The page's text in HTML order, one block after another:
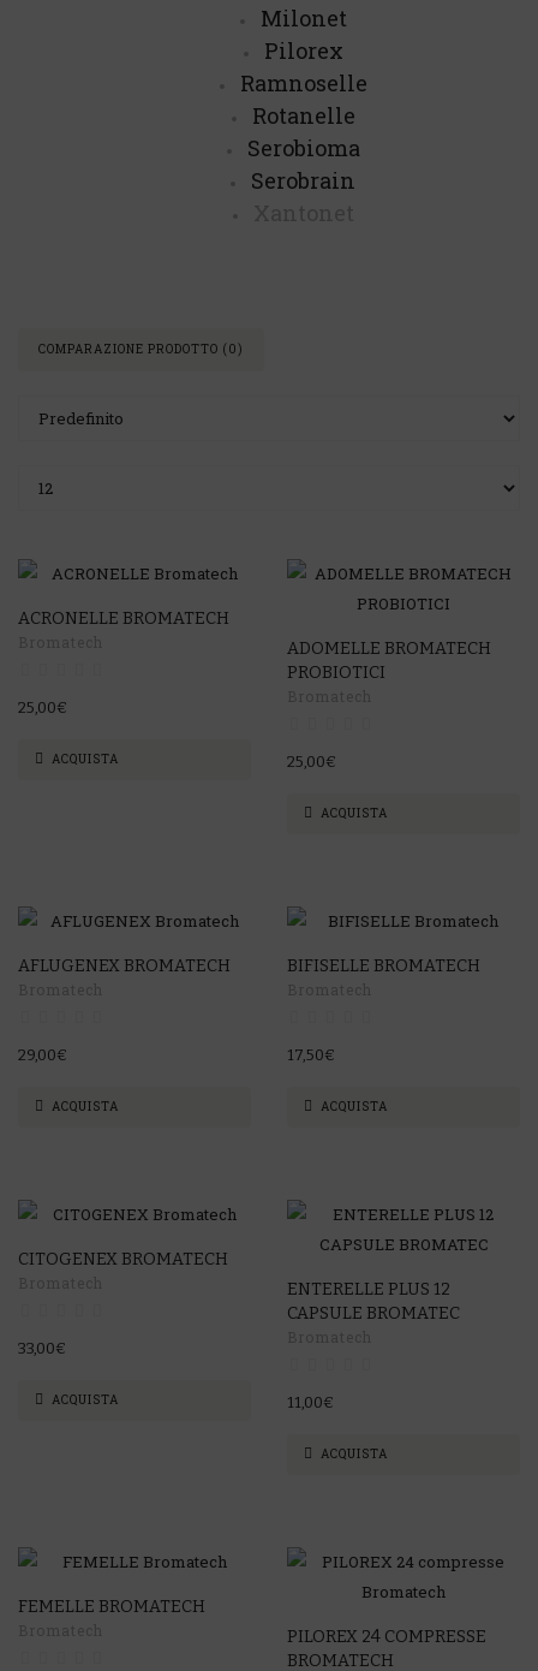
Milonet
Pilorex
Ramnoselle
Rotanelle
Serobioma
Serobrain
COMPARAZIONE PRODOTTO (0)
ACRONELLE BROMATECH
25,00€
ACQUISTA
ADOMELLE BROMATECH
PROBIOTICI
25,00€
ACQUISTA
AFLUGENEX BROMATECH
29,00€
ACQUISTA
BIFISELLE BROMATECH
17,50€
ACQUISTA
CITOGENEX BROMATECH
33,00€
ACQUISTA
ENTERELLE PLUS 12
CAPSULE BROMATEC
11,00€
ACQUISTA
FEMELLE BROMATECH
PILOREX 24 COMPRESSE
BROMATECH